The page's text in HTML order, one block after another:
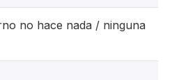
no hace nada / ninguna